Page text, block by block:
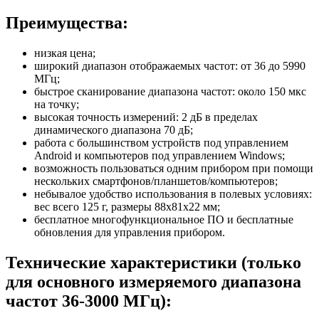
Преимущества:
низкая цена;
широкий диапазон отображаемых частот: от 36 до 5990
МГц;
быстрое сканирование диапазона частот: около 150 мкс
на точку;
высокая точность измерений: 2 дБ в пределах
динамического диапазона 70 дБ;
работа с большинством устройств под управлением
Android и компьютеров под управлением Windows;
возможность пользоваться одним прибором при помощи
нескольких смартфонов/планшетов/компьютеров;
небывалое удобство использования в полевых условиях:
вес всего 125 г, размеры 88х81х22 мм;
бесплатное многофункциональное ПО и бесплатные
обновления для управления прибором.
Технические характеристики (только
для основного измеряемого диапазона
частот 36-3000 МГц):